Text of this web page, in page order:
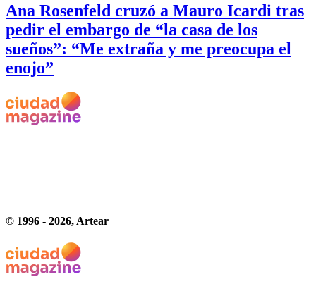
Ana Rosenfeld cruzó a Mauro Icardi tras
pedir el embargo de “la casa de los
sueños”: “Me extraña y me preocupa el
enojo”
© 1996 - 2026, Artear